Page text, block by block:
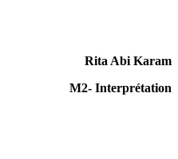
Rita Abi Karam
M2- Interprétation